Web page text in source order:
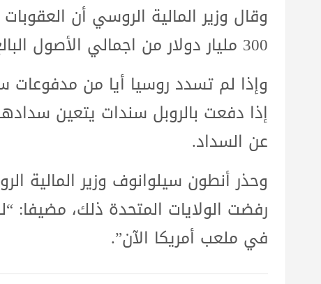
وقال وزير المالية الروسي أن
300 مليار دولار من اجمالي الأصول البالغ 643 مليار دولار.
وإذا لم تسدد روسيا أيا من مدفوعات
إذا دفعت بالروبل سندات يتعين
عن السداد.
وحذر أنطون سيلوانوف وزير المالية
رفضت الولايات المتحدة ذلك، مضيفا:
في ملعب أمريكا الآن”.